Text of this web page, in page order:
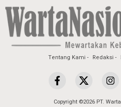
Tentang Kami Redaksi
Copyright ©2026 PT.